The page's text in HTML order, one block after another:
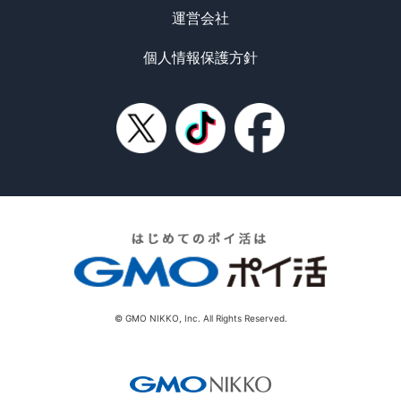
運営会社
個人情報保護方針
© GMO NIKKO, Inc. All Rights Reserved.